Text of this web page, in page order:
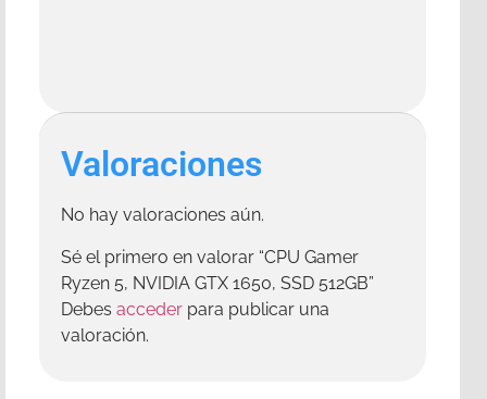
Valoraciones
No hay valoraciones aún.
Sé el primero en valorar “CPU Gamer
Ryzen 5, NVIDIA GTX 1650, SSD 512GB”
Debes acceder para publicar una
valoración.